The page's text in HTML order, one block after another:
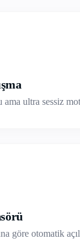
ultra sessiz
göre otomatik